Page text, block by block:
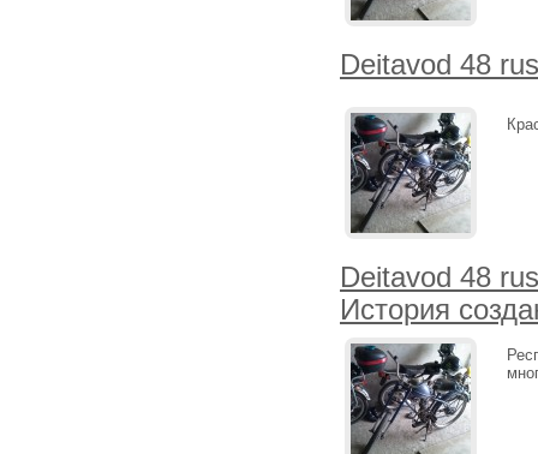
Deitavod 48 rus
Deitavod 48 rus
История